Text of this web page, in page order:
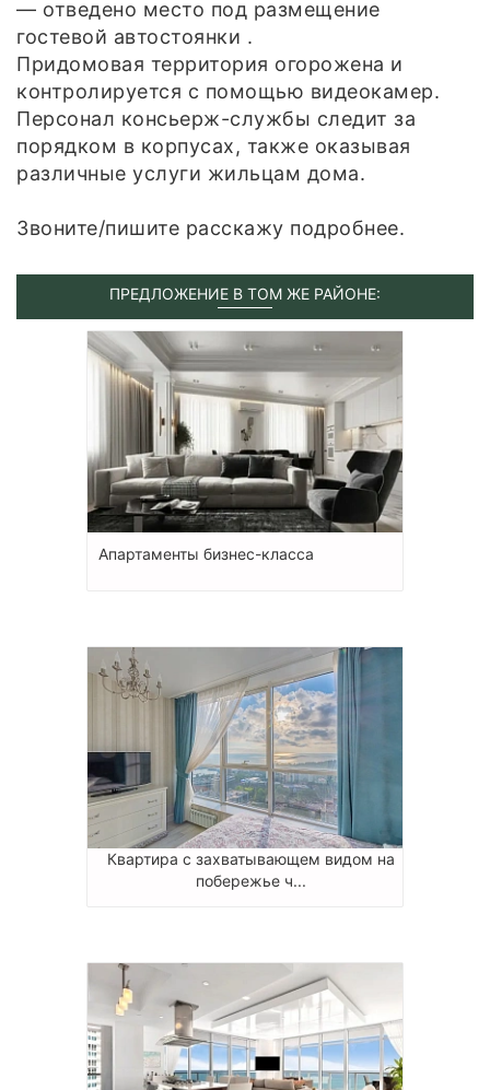
— отведено место под размещение
гостевой автостоянки .
Придомовая территория огорожена и
контролируется с помощью видеокамер.
Персонал консьерж-службы следит за
порядком в корпусах, также оказывая
различные услуги жильцам дома.
Звоните/пишите расскажу подробнее.
ПРЕДЛОЖЕНИЕ В ТОМ ЖЕ РАЙОНЕ:
Апартаменты бизнес-класса
Квартира с захватывающем видом на
побережье ч...